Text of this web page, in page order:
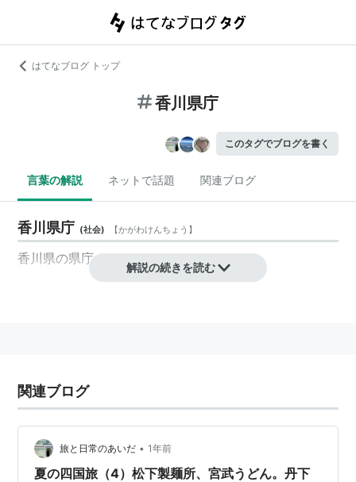
はてなブログ トップ
香川県庁
このタグでブログを書く
言葉の解説 ネットで話題 関連ブログ
香川県庁 (社会) 【かがわけんちょう 】
香川県の県庁
解説の続きを読む
関連ブログ
旅と日常のあいだ • 1年前
夏の四国旅（4）松下製麺所、宮武うどん。丹下